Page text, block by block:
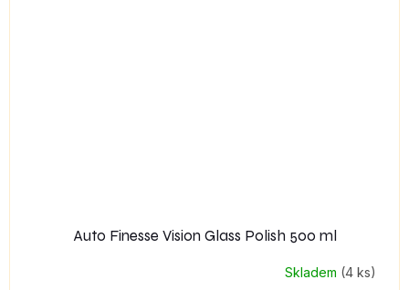
Auto Finesse Vision Glass Polish 500 ml
Skladem (4 ks)